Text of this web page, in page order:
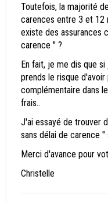
Toutefois, la majorité
carences entre 3 et 12
existe des assurances
carence " ?
En fait, je me dis que
prends le risque d'avoir
complémentaire dans
frais..
J'ai essayé de trouver
sans délai de carence
Merci d'avance pour
Christelle